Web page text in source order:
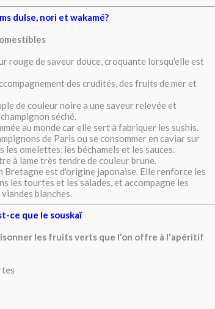
dulse, nori et wakamé?
rouge de saveur douce, croquante lorsqu'elle est
des crudités, des fruits de mer et
de couleur noire a une saveur relevée et
séché.
au monde car elle sert à fabriquer les sushis.
de Paris ou se consommer en caviar sur
les omelettes, les béchamels et les sauces.
à lame très tendre de couleur brune.
est d'origine japonaise. Elle renforce les
les tourtes et les salades, et accompagne les
blanches.
ce que le souskaï
les fruits verts que l'on offre à l'apéritif